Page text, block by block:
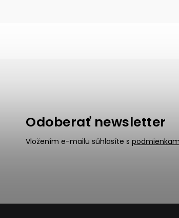
Odoberať newsletter
Vložením e-mailu súhlasíte s